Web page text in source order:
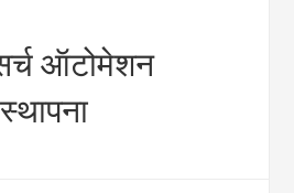
ऑटोमेशन